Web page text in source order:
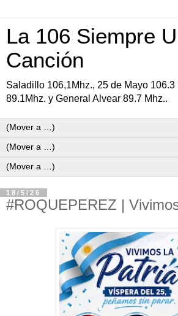
La 106 Siempre
Canción
Saladillo 106,1Mhz., 25 de Mayo 106.3
89.1Mhz. y General Alvear 89.7 Mhz..
18/5/26
#ROQUEPEREZ |